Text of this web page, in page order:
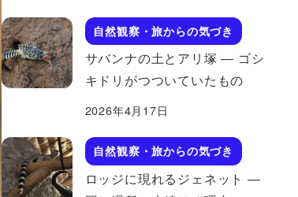
自然観察・旅からの気づき
サバンナの土とアリ塚 ― ゴシ
キドリがつついていたもの
2026年4月17日
自然観察・旅からの気づき
ロッジに現れるジェネット ―